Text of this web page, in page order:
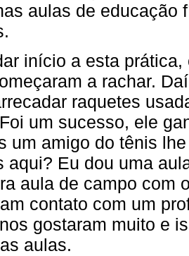
aulas de educação
início a esta
a rachar.
raquetes
um sucesso, ele
um amigo do tênis
aqui? Eu dou uma
aula de campo com
contato com um
gostaram muito e
aulas.